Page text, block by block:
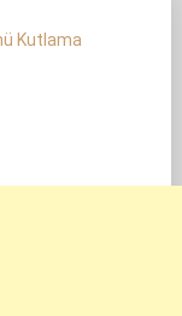
Kutlama